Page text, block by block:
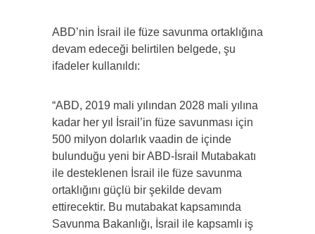
ABD’nin İsrail ile füze savunma ortaklığına
devam edeceği belirtilen belgede, şu
ifadeler kullanıldı:
“ABD, 2019 mali yılından 2028 mali yılına
kadar her yıl İsrail’in füze savunması için
500 milyon dolarlık vaadin de içinde
bulunduğu yeni bir ABD-İsrail Mutabakatı
ile desteklenen İsrail ile füze savunma
ortaklığını güçlü bir şekilde devam
ettirecektir. Bu mutabakat kapsamında
Savunma Bakanlığı, İsrail ile kapsamlı iş